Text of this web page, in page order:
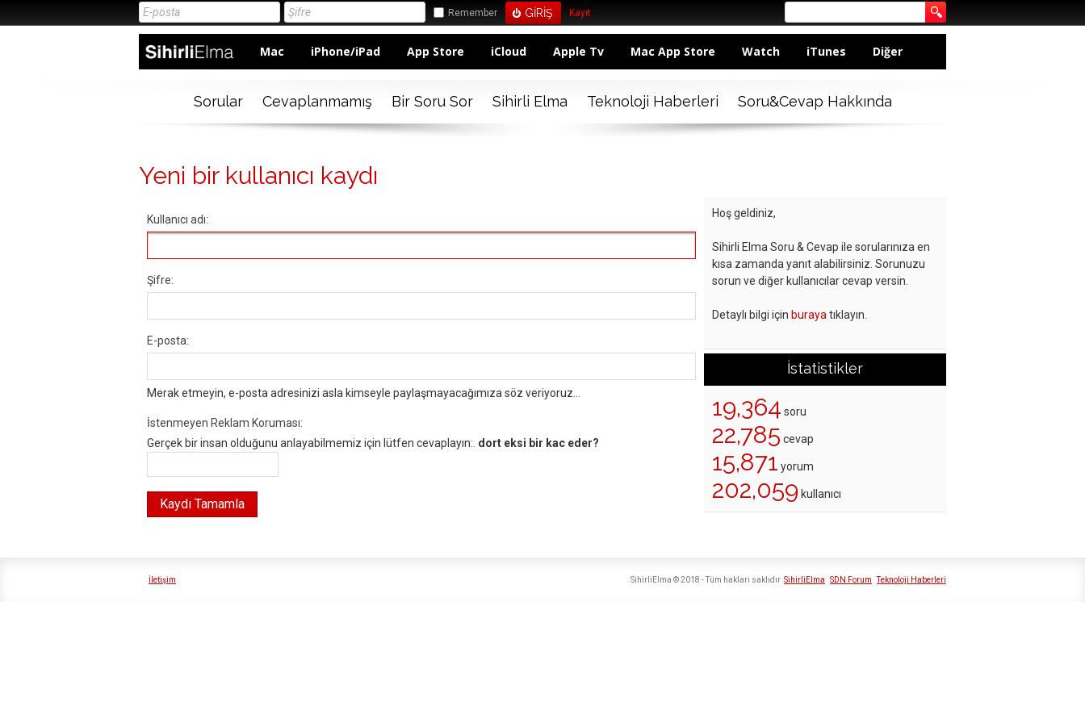
Remember Kayıt
Mac iPhone/iPad App Store iCloud Apple Tv Mac App Store Watch iTunes Diğer
Sorular Cevaplanmamış Bir Soru Sor Sihirli Elma Teknoloji Haberleri Soru&Cevap Hakkında
Yeni bir kullanıcı kaydı
Kullanıcı adı:
Şifre:
E-posta:
Merak etmeyin, e-posta adresinizi asla kimseyle paylaşmayacağımıza söz veriyoruz...
İstenmeyen Reklam Koruması:
Gerçek bir insan olduğunu anlayabilmemiz için lütfen cevaplayın:. dort eksi bir kac eder?
Hoş geldiniz,
Sihirli Elma Soru & Cevap ile sorularınıza en
kısa zamanda yanıt alabilirsiniz. Sorunuzu
sorun ve diğer kullanıcılar cevap versin.
Detaylı bilgi için buraya tıklayın.
İstatistikler
19,364 soru
22,785 cevap
15,871 yorum
202,059 kullanıcı
İletişim SihirliElma SDN Forum Teknoloji Haberleri
SihirliElma © 2018 - Tüm hakları saklıdır